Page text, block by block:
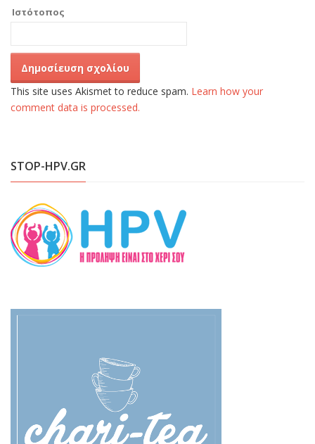
Ιστότοπος
This site uses Akismet to reduce spam. Learn how your
comment data is processed.
STOP-HPV.GR